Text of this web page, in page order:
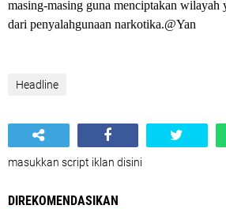
masing-masing guna menciptakan wilayah
dari penyalahgunaan narkotika.@Yan
Headline
masukkan script iklan disini
DIREKOMENDASIKAN